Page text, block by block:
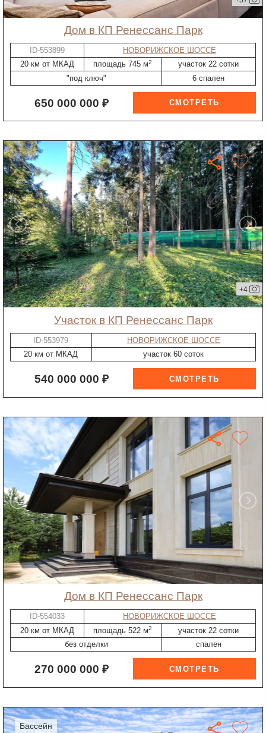
дом в КП Ренессанс Парк
ID-553899
НОВОРИЖСКОЕ ШОССЕ
20 км от МКАД
площадь 745 м2
участок 22 сотки
"под ключ"
6 спален
650 000 000 ₽
+4
участок в КП Ренессанс Парк
ID-553979
НОВОРИЖСКОЕ ШОССЕ
20 км от МКАД
участок 60 соток
540 000 000 ₽
дом в КП Ренессанс Парк
ID-554033
НОВОРИЖСКОЕ ШОССЕ
20 км от МКАД
площадь 522 м2
участок 22 сотки
без отделки
спален
270 000 000 ₽
бассейн